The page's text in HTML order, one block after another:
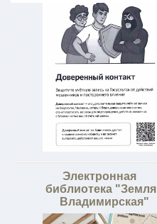
Электронная
библиотека "Земля
Владимирская"